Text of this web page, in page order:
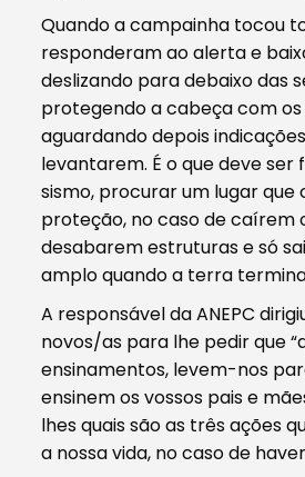
Quando a campainha tocou
responderam ao alerta e
deslizando para debaixo das
protegendo a cabeça com
aguardando depois
levantarem. É o que deve ser
sismo, procurar um lugar que
proteção, no caso de caírem
desabarem estruturas e só
amplo quando a terra
A responsável da ANEPC
novos/as para lhe pedir que
ensinamentos, levem-nos
ensinem os vossos pais e
lhes quais são as três ações
a nossa vida, no caso de